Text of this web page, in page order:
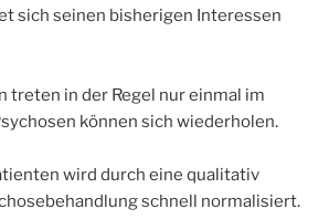
sich seinen bisherigen Interessen
treten in der Regel nur einmal im
können sich wiederholen.
wird durch eine qualitativ
schnell normalisiert.